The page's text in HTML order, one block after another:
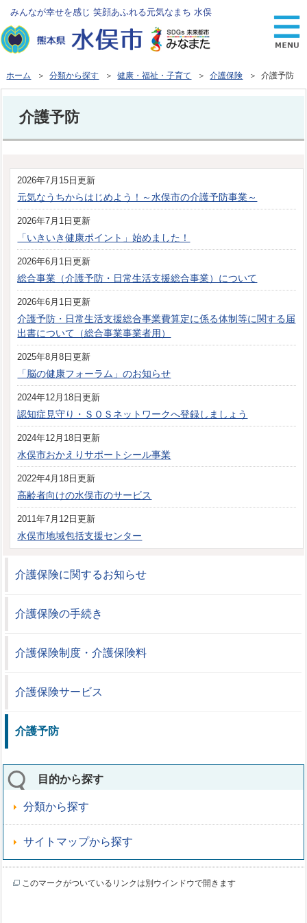
みんなが幸せを感じ 笑顔あふれる元気なまち 水俣
ホーム ＞分類から探す ＞健康・福祉・子育て ＞介護保険 ＞ 介護予防
介護予防
2026年7月15日更新
元気なうちからはじめよう！～水俣市の介護予防事業～
2026年7月1日更新
「いきいき健康ポイント」始めました！
2026年6月1日更新
総合事業（介護予防・日常生活支援総合事業）について
2026年6月1日更新
介護予防・日常生活支援総合事業費算定に係る体制等に関する届
出書について（総合事業事業者用）
2025年8月8日更新
「脳の健康フォーラム」のお知らせ
2024年12月18日更新
認知症見守り・ＳＯＳネットワークへ登録しましょう
2024年12月18日更新
水俣市おかえりサポートシール事業
2022年4月18日更新
高齢者向けの水俣市のサービス
2011年7月12日更新
水俣市地域包括支援センター
介護保険に関するお知らせ
介護保険の手続き
介護保険制度・介護保険料
介護保険サービス
介護予防
目的から探す
分類から探す
サイトマップから探す
このマークがついているリンクは別ウインドウで開きます